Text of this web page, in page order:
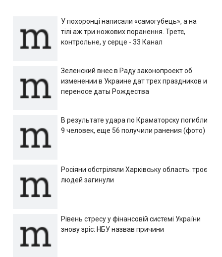
У похоронці написали «самогубець», а на
тілі аж три ножових поранення. Третє,
контрольне, у серце - 33 Канал
Зеленский внес в Раду законопроект об
изменении в Украине дат трех праздников и
переносе даты Рождества
В результате удара по Краматорску погибли
9 человек, еще 56 получили ранения (фото)
Росіяни обстріляли Харківську область: троє
людей загинули
Рівень стресу у фінансовій системі України
знову зріс: НБУ назвав причини